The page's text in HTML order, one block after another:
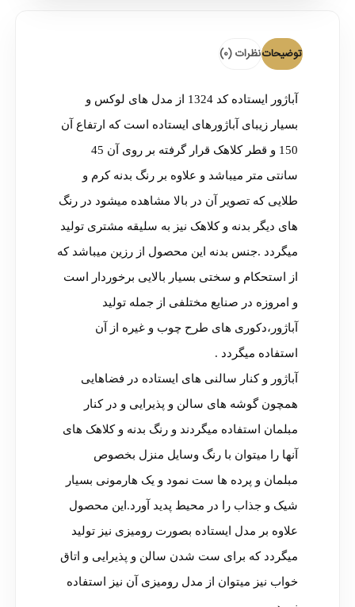
توضیحاتنظرات (0)
آباژور ایستاده کد 1324 از مدل های لوکس و
بسیار زیبای آباژورهای ایستاده است که ارتفاع آن
150 و قطر کلاهک قرار گرفته بر روی آن 45
سانتی متر میباشد و علاوه بر رنگ بدنه کرم و
طلایی که تصویر آن در بالا مشاهده میشود در رنگ
های دیگر بدنه و کلاهک نیز به سلیقه مشتری تولید
میگردد .جنس بدنه این محصول از رزین میباشد که
از استحکام و سختی بسیار بالایی برخوردار است
و امروزه در صنایع مختلفی از جمله تولید
آباژور،دکوری های طرح چوب و غیره از آن
استفاده میگردد .
آباژور و کنار سالنی های ایستاده در فضاهایی
همچون گوشه های سالن و پذیرایی و در کنار
مبلمان استفاده میگردند و رنگ بدنه و کلاهک های
آنها را میتوان با رنگ وسایل منزل بخصوص
مبلمان و پرده ها ست نمود و یک هارمونی بسیار
شیک و جذاب را در محیط پدید آورد.این محصول
علاوه بر مدل ایستاده بصورت رومیزی نیز تولید
میگردد که برای ست شدن سالن و پذیرایی و اتاق
خواب نیز میتوان از مدل رومیزی آن نیز استفاده